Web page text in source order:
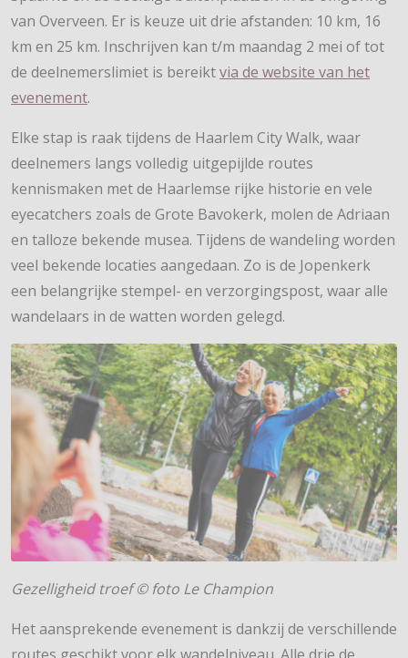
van Overveen. Er is keuze uit drie afstanden: 10 km, 16
km en 25 km. Inschrijven kan t/m maandag 2 mei of tot
de deelnemerslimiet is bereiktvia de website van het
evenement.
Elke stap is raak tijdens de Haarlem City Walk, waar
deelnemers langs volledig uitgepijlde routes
kennismaken met de Haarlemse rijke historie en vele
eyecatchers zoals de Grote Bavokerk, molen de Adriaan
en talloze bekende musea. Tijdens de wandeling worden
veel bekende locaties aangedaan. Zo is de Jopenkerk
een belangrijke stempel- en verzorgingspost, waar alle
wandelaars in de watten worden gelegd.
Gezelligheid troef © foto Le Champion
Het aansprekende evenement is dankzij de verschillende